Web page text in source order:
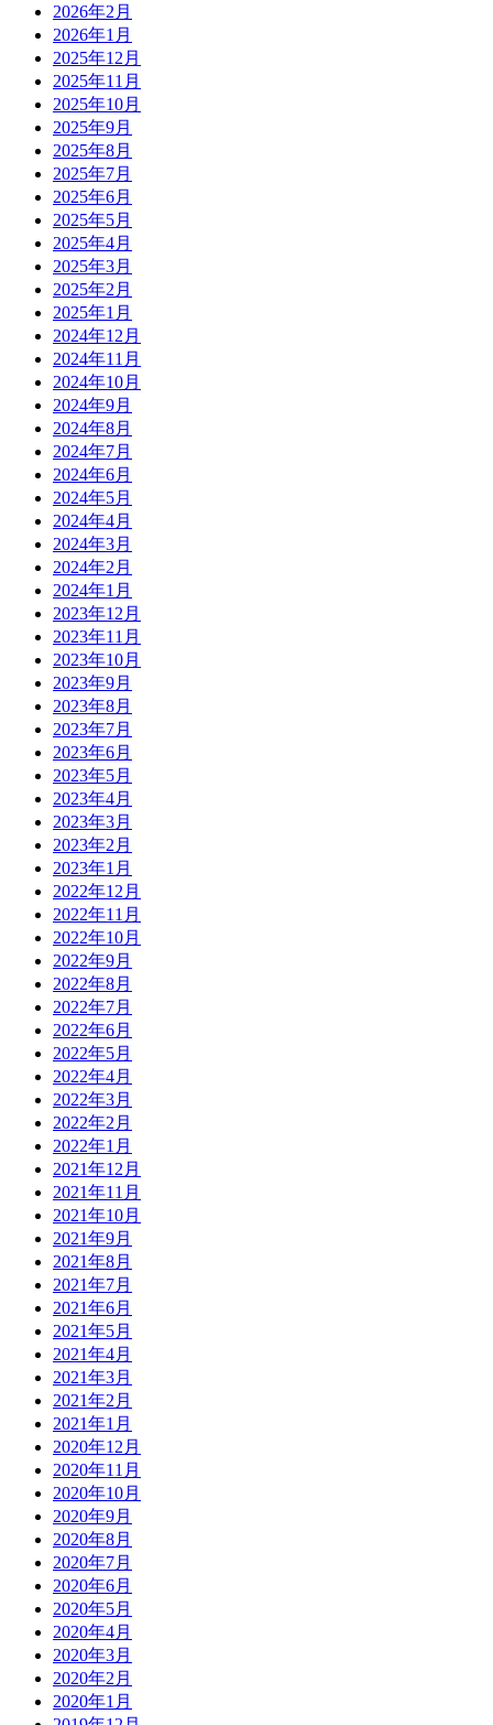
2026年2月
2026年1月
2025年12月
2025年11月
2025年10月
2025年9月
2025年8月
2025年7月
2025年6月
2025年5月
2025年4月
2025年3月
2025年2月
2025年1月
2024年12月
2024年11月
2024年10月
2024年9月
2024年8月
2024年7月
2024年6月
2024年5月
2024年4月
2024年3月
2024年2月
2024年1月
2023年12月
2023年11月
2023年10月
2023年9月
2023年8月
2023年7月
2023年6月
2023年5月
2023年4月
2023年3月
2023年2月
2023年1月
2022年12月
2022年11月
2022年10月
2022年9月
2022年8月
2022年7月
2022年6月
2022年5月
2022年4月
2022年3月
2022年2月
2022年1月
2021年12月
2021年11月
2021年10月
2021年9月
2021年8月
2021年7月
2021年6月
2021年5月
2021年4月
2021年3月
2021年2月
2021年1月
2020年12月
2020年11月
2020年10月
2020年9月
2020年8月
2020年7月
2020年6月
2020年5月
2020年4月
2020年3月
2020年2月
2020年1月